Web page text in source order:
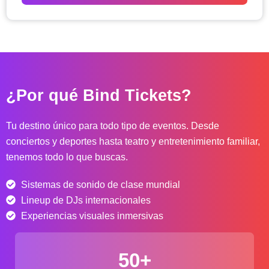
d
p
c
i
s
:
d
d
$
¿Por qué Bind Tickets?
Tu destino único para todo tipo de eventos. Desde
conciertos y deportes hasta teatro y entretenimiento familiar,
tenemos todo lo que buscas.
Sistemas de sonido de clase mundial
Lineup de DJs internacionales
Experiencias visuales inmersivas
50+